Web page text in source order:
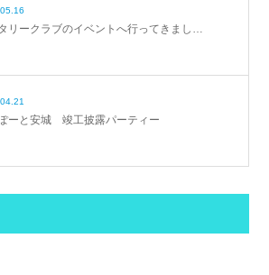
リークラブのイベントへ行ってきまし…
ーと安城 竣工披露パーティー